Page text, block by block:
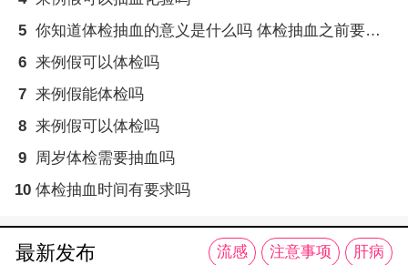
5
你知道体检抽血的意义是什么吗 体检抽血之前要注意这些事项
6 来例假可以体检吗
7 来例假能体检吗
8 来例假可以体检吗
9
周岁体检需要抽血吗
10 体检抽血时间有要求吗
最新发布 流感 注意事项 肝病